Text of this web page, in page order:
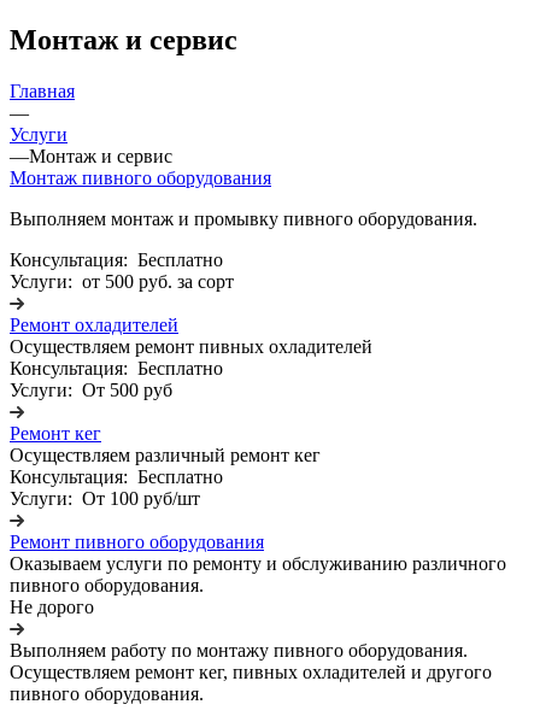
Монтаж и сервис
Главная
—
Услуги
—Монтаж и сервис
Монтаж пивного оборудования
Выполняем монтаж и промывку пивного оборудования.
Консультация: Бесплатно
Услуги: от 500 руб. за сорт
Ремонт охладителей
Осуществляем ремонт пивных охладителей
Консультация: Бесплатно
Услуги: От 500 руб
Ремонт кег
Осуществляем различный ремонт кег
Консультация: Бесплатно
Услуги: От 100 руб/шт
Ремонт пивного оборудования
Оказываем услуги по ремонту и обслуживанию различного
пивного оборудования.
Не дорого
Выполняем работу по монтажу пивного оборудования.
Осуществляем ремонт кег, пивных охладителей и другого
пивного оборудования.